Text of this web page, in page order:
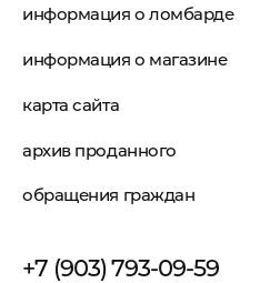
информация о ломбарде
информация о магазине
карта сайта
архив проданного
обращения граждан
+7 (903) 793-09-59